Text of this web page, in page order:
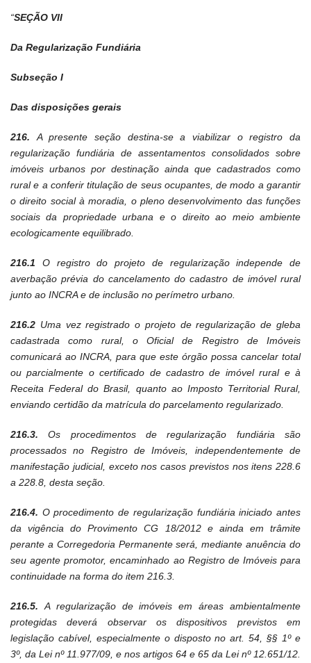
“SEÇÃO VII
Da Regularização Fundiária
Subseção I
Das disposições gerais
216. A presente seção destina-se a viabilizar o registro da
regularização fundiária de assentamentos consolidados sobre
imóveis urbanos por destinação ainda que cadastrados como
rural e a conferir titulação de seus ocupantes, de modo a garantir
o direito social à moradia, o pleno desenvolvimento das funções
sociais da propriedade urbana e o direito ao meio ambiente
ecologicamente equilibrado.
216.1 O registro do projeto de regularização independe de
averbação prévia do cancelamento do cadastro de imóvel rural
junto ao INCRA e de inclusão no perímetro urbano.
216.2 Uma vez registrado o projeto de regularização de gleba
cadastrada como rural, o Oficial de Registro de Imóveis
comunicará ao INCRA, para que este órgão possa cancelar total
ou parcialmente o certificado de cadastro de imóvel rural e à
Receita Federal do Brasil, quanto ao Imposto Territorial Rural,
enviando certidão da matrícula do parcelamento regularizado.
216.3.Os procedimentos de regularização fundiária são
processados no Registro de Imóveis, independentemente de
manifestação judicial, exceto nos casos previstos nos itens 228.6
a 228.8, desta seção.
216.4. O procedimento de regularização fundiária iniciado antes
da vigência do Provimento CG 18/2012 e ainda em trâmite
perante a Corregedoria Permanente será, mediante anuência do
seu agente promotor, encaminhado ao Registro de Imóveis para
continuidade na forma do item 216.3.
216.5. A regularização de imóveis em áreas ambientalmente
protegidas deverá observar os dispositivos previstos em
legislação cabível, especialmente o disposto no art. 54, §§ 1º e
3º, da Lei nº 11.977/09, e nos artigos 64 e 65 da Lei nº 12.651/12.